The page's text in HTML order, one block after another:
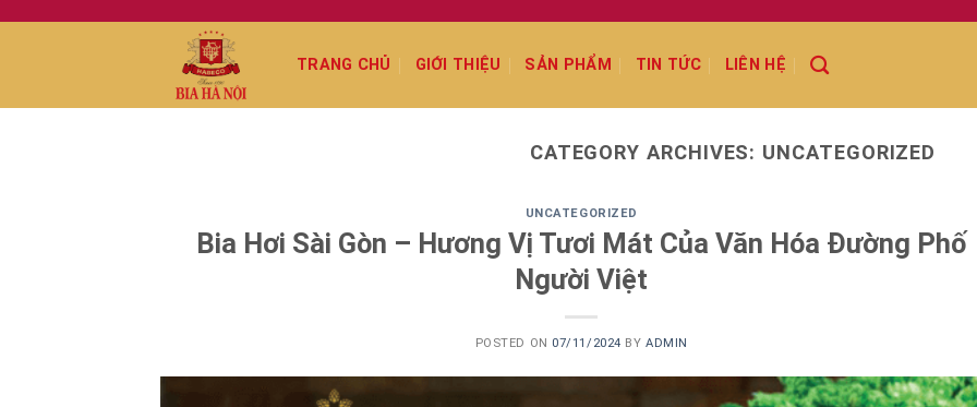
TRANG CHỦ GIỚI THIỆU SẢN PHẨM TIN TỨC LIÊN HỆ
CATEGORY ARCHIVES: UNCATEGORIZED
UNCATEGORIZED
Bia Hơi Sài Gòn – Hương Vị Tươi Mát Của Văn Hóa Đường Phố
Người Việt
POSTED ON 07/11/2024 BYADMIN